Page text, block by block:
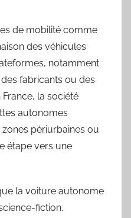
de mobilité comme
des véhicules
notamment
fabricants ou des
la société
autonomes
périurbaines ou
étape vers une
la voiture autonome
fiction.